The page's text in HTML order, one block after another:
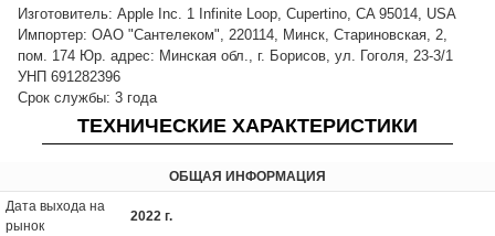
Изготовитель: Apple Inc. 1 Infinite Loop, Cupertino, CA 95014, USA
Импортер: ОАО "Сантелеком", 220114, Минск, Стариновская, 2,
пом. 174 Юр. адрес: Минская обл., г. Борисов, ул. Гоголя, 23-3/1
УНП 691282396
Срок службы: 3 года
ТЕХНИЧЕСКИЕ ХАРАКТЕРИСТИКИ
ОБЩАЯ ИНФОРМАЦИЯ
Дата выхода на
рынок
2022 г.